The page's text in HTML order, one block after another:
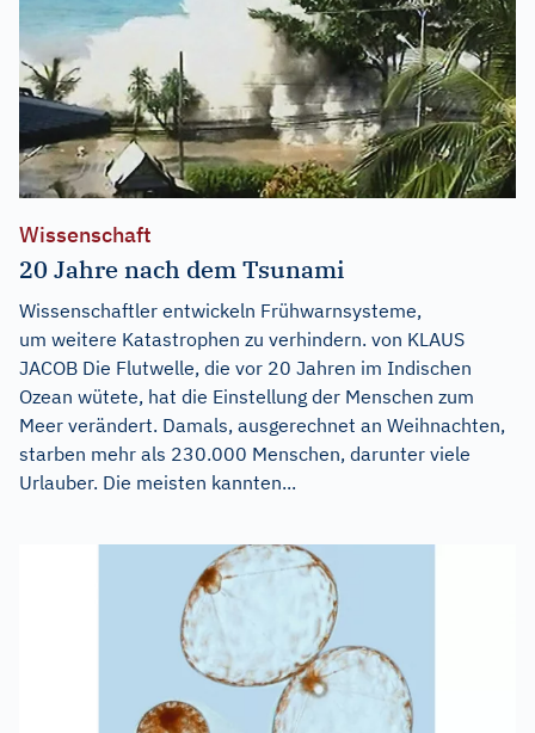
Wissenschaft
20 Jahre nach dem Tsunami
Wissenschaftler entwickeln Frühwarnsysteme,
um weitere Katastrophen zu verhindern. von KLAUS
JACOB Die Flutwelle, die vor 20 Jahren im Indischen
Ozean wütete, hat die Einstellung der Menschen zum
Meer verändert. Damals, ausgerechnet an Weihnachten,
starben mehr als 230.000 Menschen, darunter viele
Urlauber. Die meisten kannten...